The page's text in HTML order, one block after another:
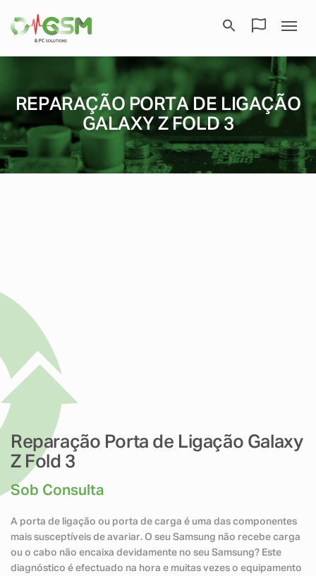
REPARAÇÃO PORTA DE LIGAÇÃO
GALAXY Z FOLD 3
Reparação Porta de Ligação Galaxy
Z Fold 3
Sob Consulta
A porta de ligação ou porta de carga é uma das componentes
mais susceptíveis de avariar. O seu Samsung não recebe carga
ou o cabo não encaixa devidamente no seu Samsung? Este
diagnóstico é efectuado na hora e muitas vezes o equipamento